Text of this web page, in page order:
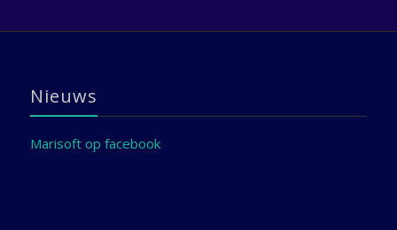
Nieuws
Marisoft op facebook